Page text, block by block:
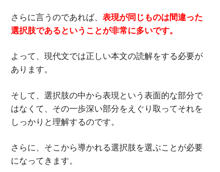
さらに言うのであれば、表現が同じものは間違った
選択肢であるということが非常に多いです。
よって、現代文では正しい本文の読解をする必要が
あります。
そして、選択肢の中から表現という表面的な部分で
はなくて、その一歩深い部分をえぐり取ってそれを
しっかりと理解するのです。
さらに、そこから導かれる選択肢を選ぶことが必要
になってきます。